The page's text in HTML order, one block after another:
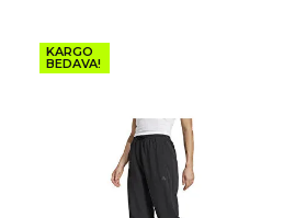
KARGO
BEDAVA!